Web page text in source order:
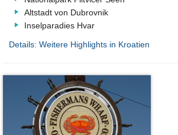
Altstadt von Dubrovnik
Inselparadies Hvar
Details: Weitere Highlights in Kroatien